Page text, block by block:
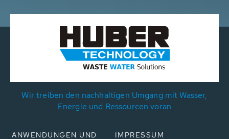
Wir treiben den nachhaltigen Umgang mit Wasser,
Energie und Ressourcen voran
ANWENDUNGEN UND
IMPRESSUM